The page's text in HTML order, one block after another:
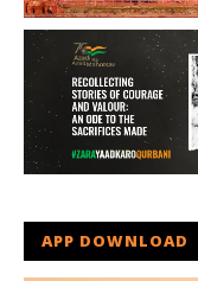
APP DOWNLOAD